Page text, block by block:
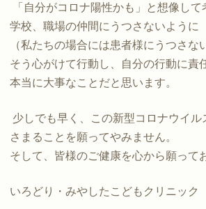
「自分がコロナ陽性かも」と想像し
学校、職場の仲間にうつさないように
（私たちの場合には患者様にうつさな
そう心がけて行動し、自分の行動に責
本当に大事なことだと思います。
少しでも早く、この新型コロナウイル
さまることを願ってやみません。
そして、皆様のご健康を心から願って
いろどり・みやしたこどもクリニッ